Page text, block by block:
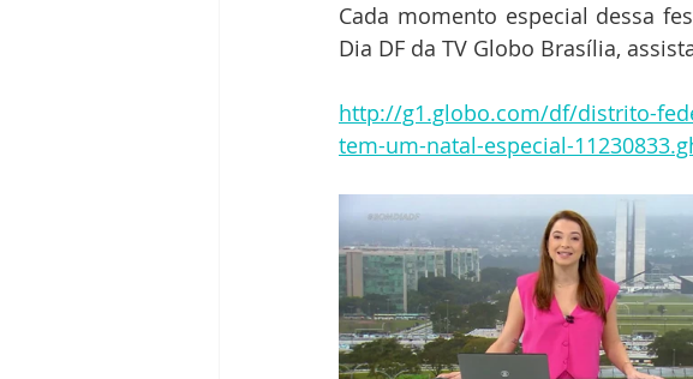
Cada momento especial dessa
Dia DF da TV Globo Brasília,
http://g1.globo.com/df/distrito-
tem-um-natal-especial-